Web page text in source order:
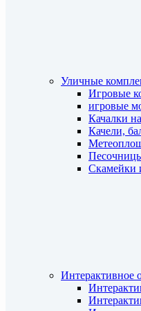
Уличные
Игровые
игровые
Качалки
Качели,
Скамейки
Интерактивное